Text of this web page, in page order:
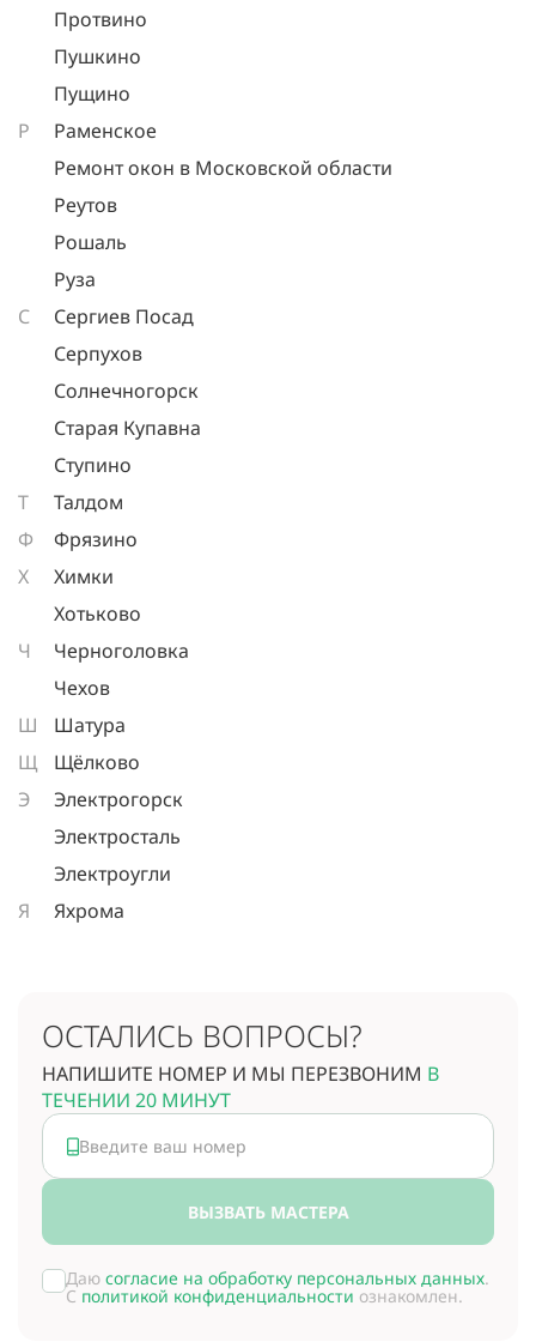
Протвино
Пушкино
Пущино
Р
Раменское
Ремонт окон в Московской области
Реутов
Рошаль
Руза
С
Сергиев Посад
Серпухов
Солнечногорск
Старая Купавна
Ступино
Т
Талдом
Ф
Фрязино
Х
Химки
Хотьково
Ч
Черноголовка
Чехов
Ш
Шатура
Щ
Щёлково
Э
Электрогорск
Электросталь
Электроугли
Я
Яхрома
ОСТАЛИСЬ ВОПРОСЫ?
НАПИШИТЕ НОМЕР И МЫ ПЕРЕЗВОНИМ В
ТЕЧЕНИИ 20 МИНУТ
ВЫЗВАТЬ МАСТЕРА
Даю согласие на обработку персональных данных.
С политикой конфиденциальности ознакомлен.